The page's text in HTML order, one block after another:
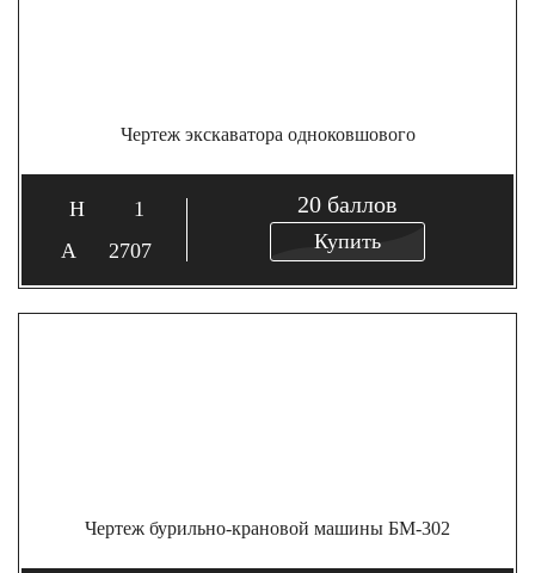
Чертеж экскаватора одноковшового
1
2707
20 баллов
Купить
Чертеж бурильно-крановой машины БМ-302